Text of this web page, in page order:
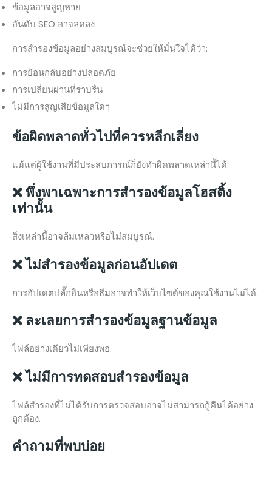
ข้อมูลอาจสูญหาย
อันดับ SEO อาจลดลง
การสำรองข้อมูลอย่างสมบูรณ์จะช่วยให้มั่นใจได้ว่า:
การย้อนกลับอย่างปลอดภัย
การเปลี่ยนผ่านที่ราบรื่น
ไม่มีการสูญเสียข้อมูลใดๆ
ข้อผิดพลาดทั่วไปที่ควรหลีกเลี่ยง
แม้แต่ผู้ใช้งานที่มีประสบการณ์ก็ยังทำผิดพลาดเหล่านี้ได้:
❌ พึ่งพาเฉพาะการสำรองข้อมูลโฮสติ้ง
เท่านั้น
สิ่งเหล่านี้อาจล้มเหลวหรือไม่สมบูรณ์.
❌ ไม่สำรองข้อมูลก่อนอัปเดต
การอัปเดตปลั๊กอินหรือธีมอาจทำให้เว็บไซต์ของคุณใช้งานไม่ได้.
❌ ละเลยการสำรองข้อมูลฐานข้อมูล
ไฟล์อย่างเดียวไม่เพียงพอ.
❌ ไม่มีการทดสอบสำรองข้อมูล
ไฟล์สำรองที่ไม่ได้รับการตรวจสอบอาจไม่สามารถกู้คืนได้อย่าง
ถูกต้อง.
คำถามที่พบบ่อย